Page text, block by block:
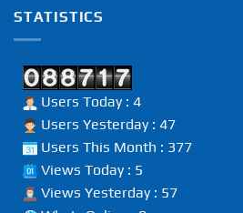
STATISTICS
Users Today : 4
Users Yesterday : 47
Users This Month : 377
Views Today : 5
Views Yesterday : 57